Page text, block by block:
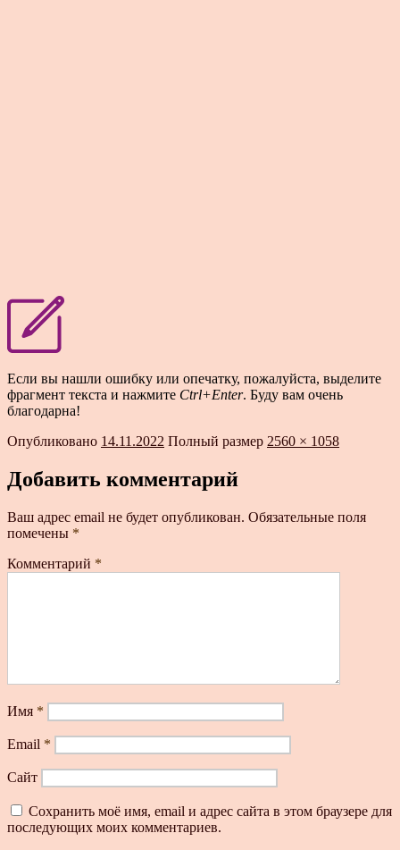
Если вы нашли ошибку или опечатку, пожалуйста, выделите
фрагмент текста и нажмите Ctrl+Enter. Буду вам очень
благодарна!
Опубликовано 14.11.2022 Полный размер 2560 × 1058
Добавить комментарий
Ваш адрес email не будет опубликован. Обязательные поля
помечены *
Комментарий *
Имя *
Email *
Сайт
Сохранить моё имя, email и адрес сайта в этом браузере для
последующих моих комментариев.